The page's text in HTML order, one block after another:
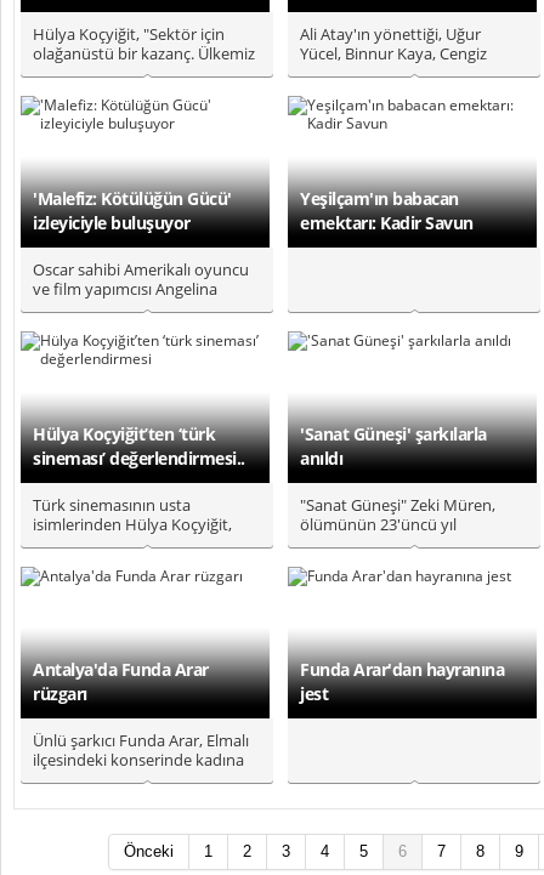
Hülya Koçyiğit, "Sektör için
olağanüstü bir kazanç. Ülkemiz
için de ekonomik olarak b..
Ali Atay'ın yönettiği, Uğur
Yücel, Binnur Kaya, Cengiz
Bozkurt, Feyyaz Yiğit, Mert De..
'Malefiz: Kötülüğün Gücü'
izleyiciyle buluşuyor
Oscar sahibi Amerikalı oyuncu
ve film yapımcısı Angelina
Jolie'nin başrolünde yer ald..
Yeşilçam'ın babacan
emektarı: Kadir Savun
Hülya Koçyiğit’ten ‘türk
sineması’ değerlendirmesi..
Türk sinemasının usta
isimlerinden Hülya Koçyiğit,
ülke sinemasının gelişimine
dikkat..
'Sanat Güneşi' şarkılarla
anıldı
"Sanat Güneşi" Zeki Müren,
ölümünün 23'üncü yıl
dönümünde Bodrum Antik
Tiyatro'da ger..
Antalya'da Funda Arar
rüzgarı
Ünlü şarkıcı Funda Arar, Elmalı
ilçesindeki konserinde kadına
yönelik şiddet olayları..
Funda Arar'dan hayranına
jest
Önceki 1 2 3 4 5 6 7 8 9